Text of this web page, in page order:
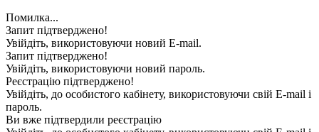
Помилка...
Запит підтверджено!
Увійдіть, використовуючи новий E-mail.
Запит підтверджено!
Увійдіть, використовуючи новий пароль.
Реєстрацію підтверджено!
Увійдіть, до особистого кабінету, використовуючи свій E-mail і
пароль.
Ви вже підтвердили реєстрацію